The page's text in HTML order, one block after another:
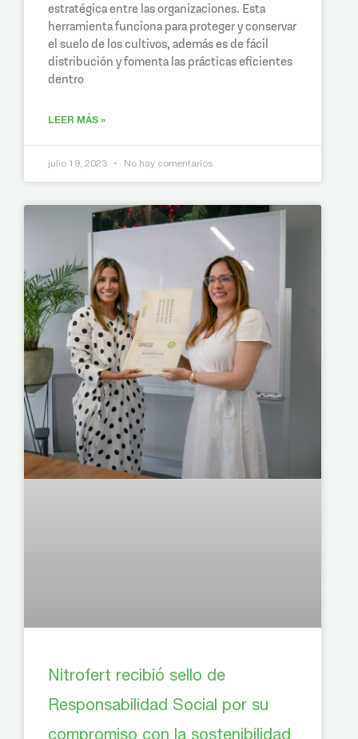
estratégica entre las organizaciones. Esta
herramienta funciona para proteger y conservar
el suelo de los cultivos, además es de fácil
distribución y fomenta las prácticas eficientes
dentro
LEER MÁS »
julio 19, 2023 No hay comentarios
Nitrofert recibió sello de
Responsabilidad Social por su
compromiso con la sostenibilidad